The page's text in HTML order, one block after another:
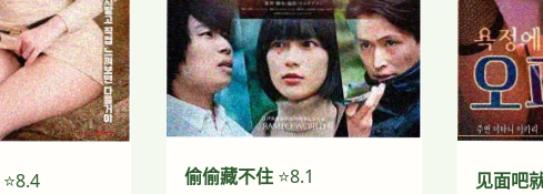
⭐8.4
偷偷藏不住⭐8.1
见面吧